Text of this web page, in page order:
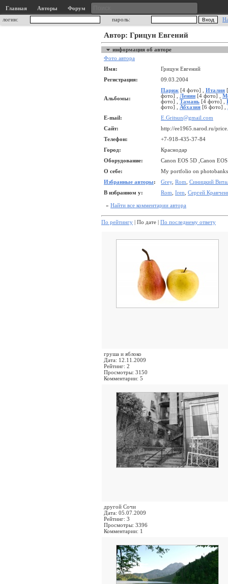
Главная Авторы
Форум
логин:
пароль:
Автор: Грицун Евгений
информация об авторе
Фото автора
Имя:
Грицун Евгений
Регистрация:
09.03.2004
Альбомы:
Париж [4 фото] , Италия
фото] , Ленин [4 фото] ,
фото] , Тамань [4 фото] ,
фото] , Абхазия [6 фото] ,
E-mail:
E.Gritsun@gmail.com
Сайт:
http://ee1965.narod.ru/
Телефон:
+7-918-435-37-84
Город:
Краснодар
Оборудование:
Canon EOS 5D ,Canon
О себе:
My portfolio on
Избранные авторы: Grey, Rom
Синицкий
В избранном у:
Rom Iren Сергей
» Найти все комментарии автора
По рейтингу | По дате | По последнему ответу
груша и яблоко
Дата: 12.11.2009
Рейтинг: 2
Просмотры: 3150
Комментарии: 5
другой Сочи
Дата: 05.07.2009
Рейтинг: 3
Просмотры: 3396
Комментарии: 1